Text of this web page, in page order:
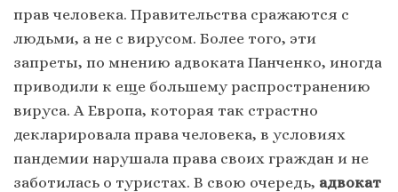
прав человека. Правительства сражаются с
людьми, а не с вирусом. Более того, эти
запреты, по мнению адвоката Панченко, иногда
приводили к еще большему распространению
вируса. А Европа, которая так страстно
декларировала права человека, в условиях
пандемии нарушала права своих граждан и не
заботилась о туристах. В свою очередь, адвокат